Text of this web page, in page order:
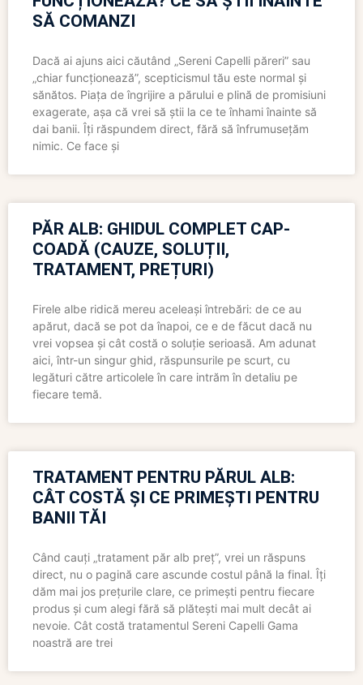
SĂ COMANZI
Dacă ai ajuns aici căutând „Sereni Capelli păreri” sau
„chiar funcționează”, scepticismul tău este normal și
sănătos. Piața de îngrijire a părului e plină de promisiuni
exagerate, așa că vrei să știi la ce te înhami înainte să
dai banii. Îți răspundem direct, fără să înfrumusețăm
nimic. Ce face și
PĂR ALB: GHIDUL COMPLET CAP-
COADĂ (CAUZE, SOLUȚII,
TRATAMENT, PREȚURI)
Firele albe ridică mereu aceleași întrebări: de ce au
apărut, dacă se pot da înapoi, ce e de făcut dacă nu
vrei vopsea și cât costă o soluție serioasă. Am adunat
aici, într-un singur ghid, răspunsurile pe scurt, cu
legături către articolele în care intrăm în detaliu pe
fiecare temă.
TRATAMENT PENTRU PĂRUL ALB:
CÂT COSTĂ ȘI CE PRIMEȘTI PENTRU
BANII TĂI
Când cauți „tratament păr alb preț”, vrei un răspuns
direct, nu o pagină care ascunde costul până la final. Îți
dăm mai jos prețurile clare, ce primești pentru fiecare
produs și cum alegi fără să plătești mai mult decât ai
nevoie. Cât costă tratamentul Sereni Capelli Gama
noastră are trei